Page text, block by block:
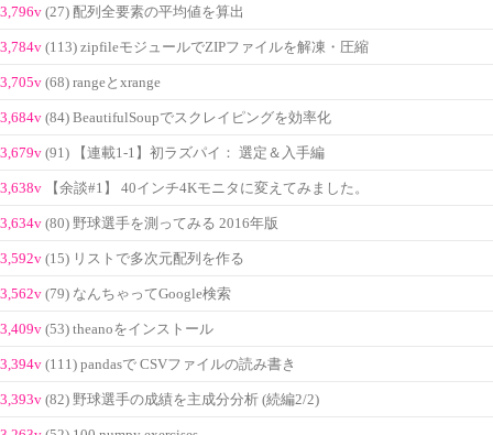
3,796v (27) 配列全要素の平均値を算出
3,784v (113) zipfileモジュールでZIPファイルを解凍・圧縮
3,705v (68) rangeとxrange
3,684v (84) BeautifulSoupでスクレイピングを効率化
3,679v (91) 【連載1-1】初ラズパイ： 選定＆入手編
3,638v 【余談#1】 40インチ4Kモニタに変えてみました。
3,634v (80) 野球選手を測ってみる 2016年版
3,592v (15) リストで多次元配列を作る
3,562v (79) なんちゃってGoogle検索
3,409v (53) theanoをインストール
3,394v (111) pandasで CSVファイルの読み書き
3,393v (82) 野球選手の成績を主成分分析 (続編2/2)